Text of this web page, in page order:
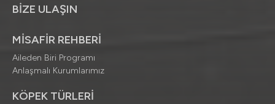
BİZE ULAŞIN
MİSAFİR REHBERİ
Aileden Biri Programı
Anlaşmalı Kurumlarımız
KÖPEK TÜRLERİ